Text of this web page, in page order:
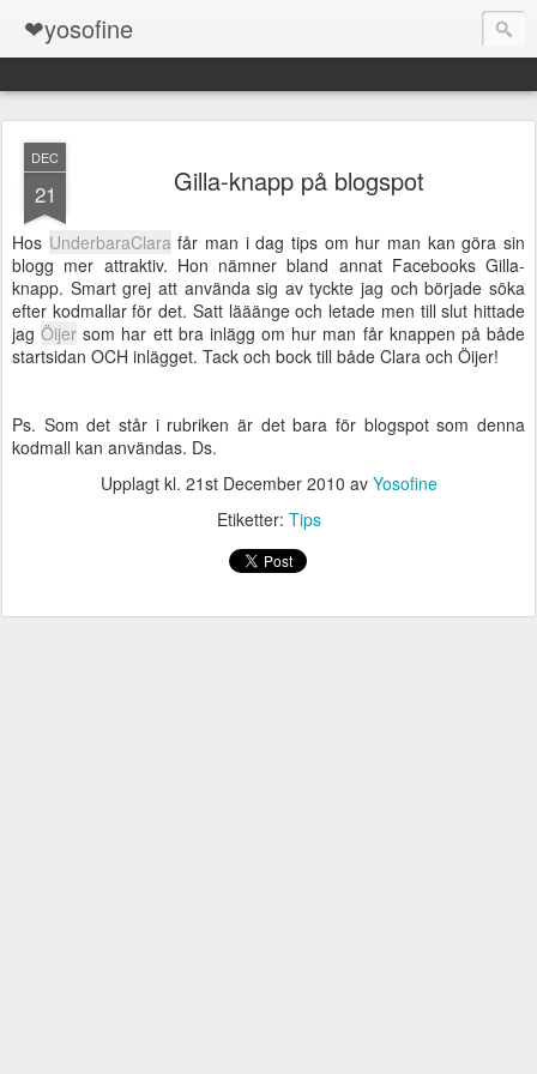
❤yosofine
DEC
21 Gilla-knapp på blogspot
Hos UnderbaraClarafår man i dag tips om hur man kan göra sin
blogg mer attraktiv. Hon nämner bland annat Facebooks Gilla-
knapp. Smart grej att använda sig av tyckte jag och började söka
efter kodmallar för det. Satt lääänge och letade men till slut hittade
jagÖijer som har ett bra inlägg om hur man får knappen på både
startsidan OCH inlägget. Tack och bock till både Clara och Öijer!
Ps. Som det står i rubriken är det bara för blogspot som denna
kodmall kan användas. Ds.
Upplagt kl. 21st December 2010 av Yosofine
Etiketter: Tips